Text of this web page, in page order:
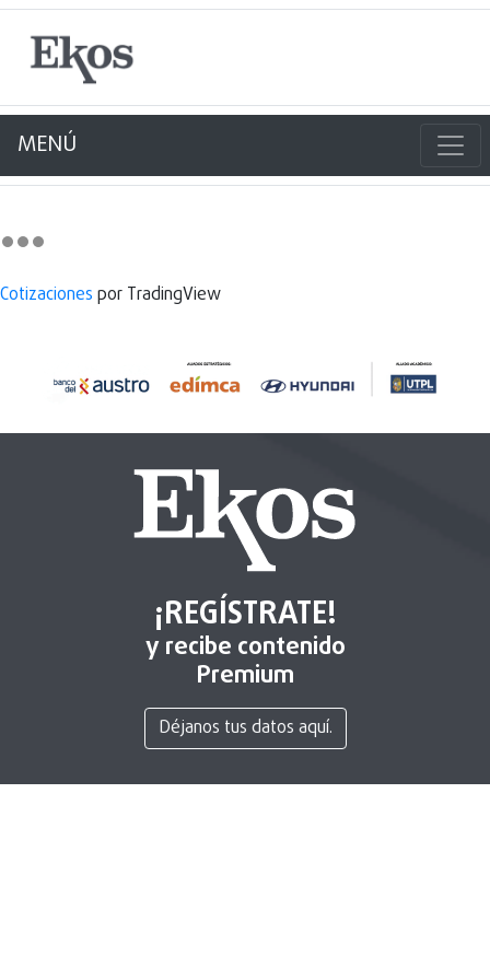
MENÚ
Cotizaciones por TradingView
¡REGÍSTRATE!
y recibe contenido
Premium
Déjanos tus datos aquí.